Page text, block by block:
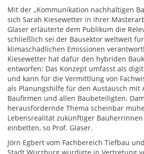
Mit der „Kommunikation nachhaltigen
sich Sarah Kiesewetter in ihrer
Glaser erläuterte dem Publikum die
schließlich sei der Bausektor weltweit
klimaschädlichen Emissionen
Kiesewetter hat dafür den hybriden
entworfen: Das Konzept umfasst als
und kann für die Vermittlung von
als Planungshilfe für den Austausch mit
Baufirmen und allen Baubeteiligten.
herausfordernde Thema scheinbar
Lebensrealität zukünftiger
einbetten, so Prof. Glaser.
Jörn Egbert vom Fachbereich Tiefbau